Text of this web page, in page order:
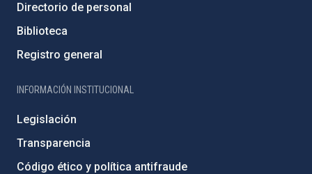
Directorio de personal
Biblioteca
Registro general
INFORMACIÓN INSTITUCIONAL
Legislación
Transparencia
Código ético y política antifraude